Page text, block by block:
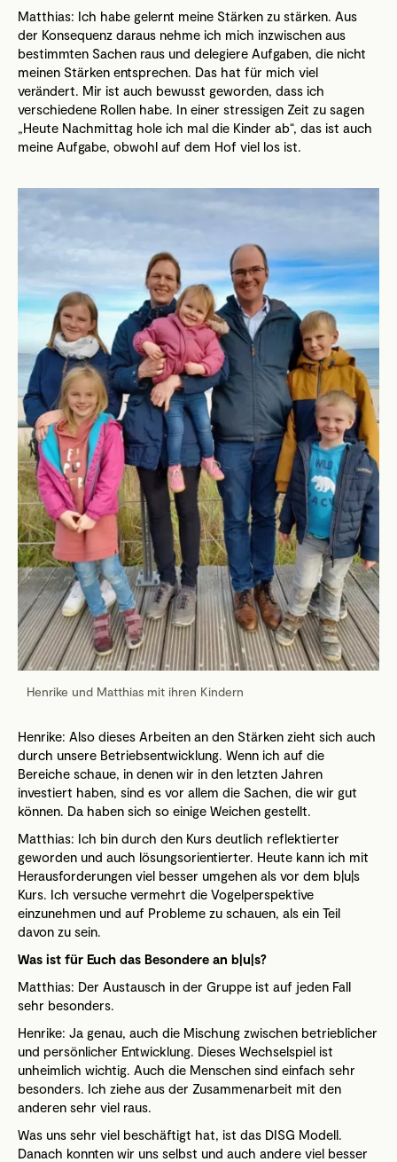
Matthias: Ich habe gelernt meine Stärken zu stärken. Aus
der Konsequenz daraus nehme ich mich inzwischen aus
bestimmten Sachen raus und delegiere Aufgaben, die nicht
meinen Stärken entsprechen. Das hat für mich viel
verändert. Mir ist auch bewusst geworden, dass ich
verschiedene Rollen habe. In einer stressigen Zeit zu sagen
„Heute Nachmittag hole ich mal die Kinder ab“, das ist auch
meine Aufgabe, obwohl auf dem Hof viel los ist.
Henrike und Matthias mit ihren Kindern
Henrike: Also dieses Arbeiten an den Stärken zieht sich auch
durch unsere Betriebsentwicklung. Wenn ich auf die
Bereiche schaue, in denen wir in den letzten Jahren
investiert haben, sind es vor allem die Sachen, die wir gut
können. Da haben sich so einige Weichen gestellt.
Matthias: Ich bin durch den Kurs deutlich reflektierter
geworden und auch lösungsorientierter. Heute kann ich mit
Herausforderungen viel besser umgehen als vor dem b|u|s
Kurs. Ich versuche vermehrt die Vogelperspektive
einzunehmen und auf Probleme zu schauen, als ein Teil
davon zu sein.
Was ist für Euch das Besondere an b|u|s?
Matthias: Der Austausch in der Gruppe ist auf jeden Fall
sehr besonders.
Henrike: Ja genau, auch die Mischung zwischen betrieblicher
und persönlicher Entwicklung. Dieses Wechselspiel ist
unheimlich wichtig. Auch die Menschen sind einfach sehr
besonders. Ich ziehe aus der Zusammenarbeit mit den
anderen sehr viel raus.
Was uns sehr viel beschäftigt hat, ist das DISG Modell.
Danach konnten wir uns selbst und auch andere viel besser